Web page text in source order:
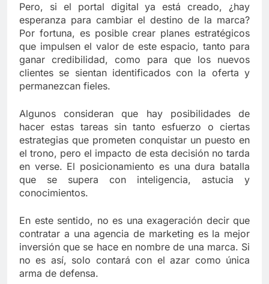
Pero, si el portal digital ya está creado, ¿hay
esperanza para cambiar el destino de la marca?
Por fortuna, es posible crear planes estratégicos
que impulsen el valor de este espacio, tanto para
ganar credibilidad, como para que los nuevos
clientes se sientan identificados con la oferta y
permanezcan fieles.
Algunos consideran que hay posibilidades de
hacer estas tareas sin tanto esfuerzo o ciertas
estrategias que prometen conquistar un puesto en
el trono, pero el impacto de esta decisión no tarda
en verse. El posicionamiento es una dura batalla
que se supera con inteligencia, astucia y
conocimientos.
En este sentido, no es una exageración decir que
contratar a una agencia de marketing es la mejor
inversión que se hace en nombre de una marca. Si
no es así, solo contará con el azar como única
arma de defensa.